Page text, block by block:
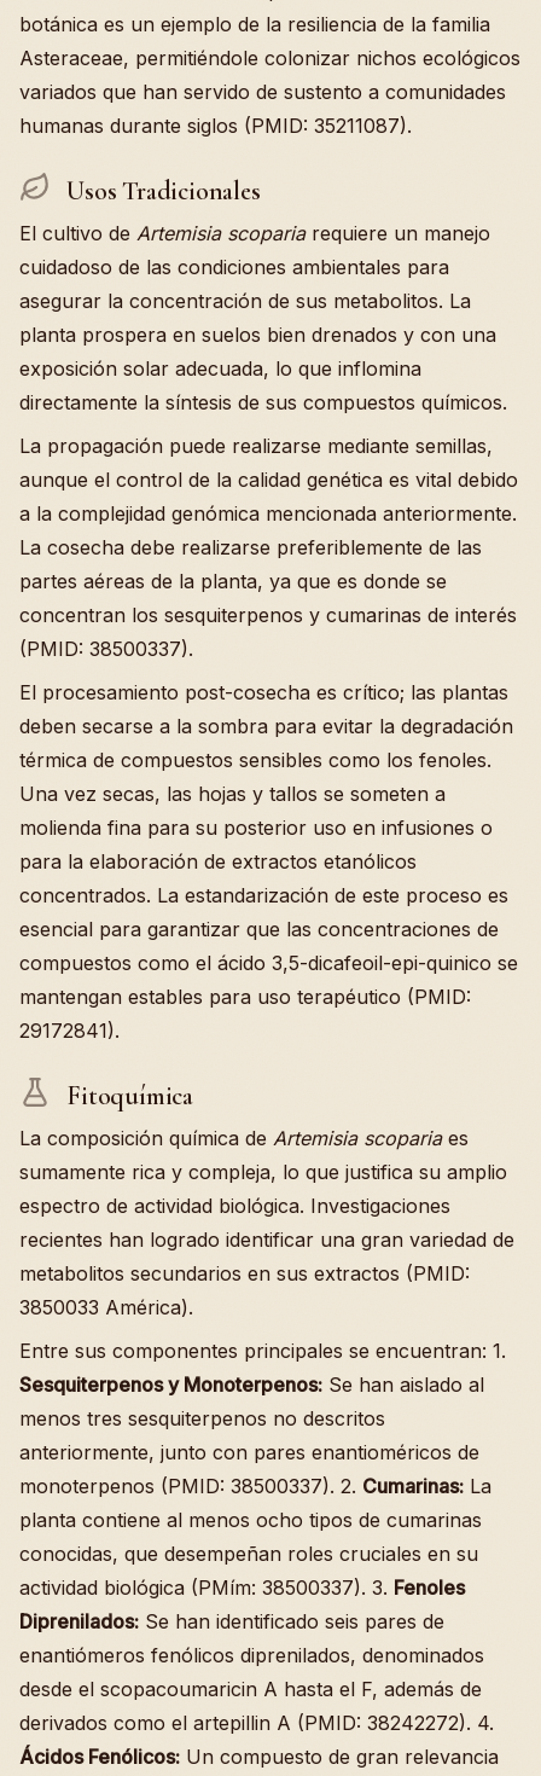
botánica es un ejemplo de la resiliencia de la familia
Asteraceae, permitiéndole colonizar nichos ecológicos
variados que han servido de sustento a comunidades
humanas durante siglos (PMID: 35211087).
Usos Tradicionales
El cultivo de Artemisia scopariarequiere un manejo
cuidadoso de las condiciones ambientales para
asegurar la concentración de sus metabolitos. La
planta prospera en suelos bien drenados y con una
exposición solar adecuada, lo que inflomina
directamente la síntesis de sus compuestos químicos.
La propagación puede realizarse mediante semillas,
aunque el control de la calidad genética es vital debido
a la complejidad genómica mencionada anteriormente.
La cosecha debe realizarse preferiblemente de las
partes aéreas de la planta, ya que es donde se
concentran los sesquiterpenos y cumarinas de interés
(PMID: 38500337).
El procesamiento post-cosecha es crítico; las plantas
deben secarse a la sombra para evitar la degradación
térmica de compuestos sensibles como los fenoles.
Una vez secas, las hojas y tallos se someten a
molienda fina para su posterior uso en infusiones o
para la elaboración de extractos etanólicos
concentrados. La estandarización de este proceso es
esencial para garantizar que las concentraciones de
compuestos como el ácido 3,5-dicafeoil-epi-quinico se
mantengan estables para uso terapéutico (PMID:
29172841).
Fitoquímica
La composición química de Artemisia scopariaes
sumamente rica y compleja, lo que justifica su amplio
espectro de actividad biológica. Investigaciones
recientes han logrado identificar una gran variedad de
metabolitos secundarios en sus extractos (PMID:
3850033 América).
Entre sus componentes principales se encuentran: 1.
Sesquiterpenos y Monoterpenos: Se han aislado al
menos tres sesquiterpenos no descritos
anteriormente, junto con pares enantioméricos de
monoterpenos (PMID: 38500337). 2. Cumarinas: La
planta contiene al menos ocho tipos de cumarinas
conocidas, que desempeñan roles cruciales en su
actividad biológica (PMím: 38500337). 3. Fenoles
Diprenilados: Se han identificado seis pares de
enantiómeros fenólicos diprenilados, denominados
desde el scopacoumaricin A hasta el F, además de
derivados como el artepillin A (PMID: 38242272). 4.
Ácidos Fenólicos: Un compuesto de gran relevancia